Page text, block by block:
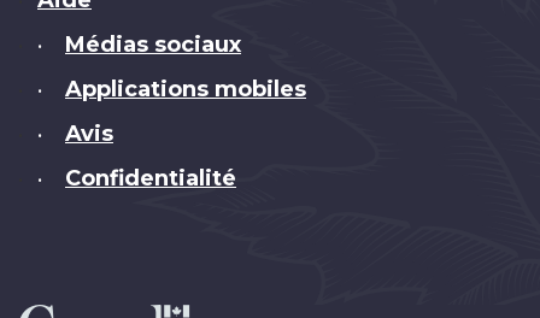
• Médias sociaux
• Applications mobiles
• Avis
• Confidentialité